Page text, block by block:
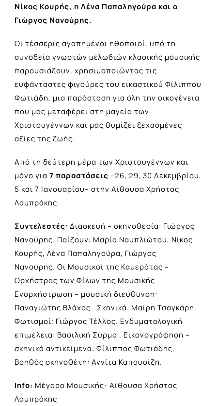
Νίκος Κουρής, η Λένα Παπαληγούρα και ο
Γιώργος Νανούρης.
Οι τέσσερις αγαπημένοι ηθοποιοί, υπό τη
συνοδεία γνωστών μελωδιών κλασικής μουσικής
παρουσιάζουν, χρησιμοποιώντας τις
ευφάνταστες φιγούρες του εικαστικού Φίλιππου
Φωτιάδη, μια παράσταση για όλη την οικογένεια
που μας μεταφέρει στη μαγεία των
Χριστουγέννων και μας θυμίζει ξεχασμένες
αξίες της ζωής.
Από τη δεύτερη μέρα των Χριστουγέννων και
μόνο για 7 παραστάσεις –26, 29, 30 Δεκεμβρίου,
5 και 7 Ιανουαρίου– στην Αίθουσα Χρήστος
Λαμπράκης.
Συντελεστές: Διασκευή – σκηνοθεσία: Γιώργος
Νανούρης. Παίζουν: Μαρία Ναυπλιώτου, Νίκος
Κουρής, Λένα Παπαληγούρα, Γιώργος
Νανούρης. Οι Μουσικοί της Καμεράτας –
Ορχήστρας των Φίλων της Μουσικής
Ενορχήστρωση – μουσική διεύθυνση:
Παναγιώτης Βλάχος . Σκηνικά: Μαίρη Τσαγκάρη.
Φωτισμοί: Γιώργος Τέλλος. Ενδυματολογική
επιμέλεια: Βασιλική Σύρμα . Εικονογράφηση –
σκηνικά αντικείμενα: Φίλιππος Φωτιάδης.
Βοηθός σκηνοθέτη: Αννίτα Καπουσίζη.
Info: Μέγαρο Μουσικής- Αίθουσα Χρήστος
Λαμπράκης